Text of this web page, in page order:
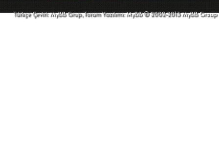
Türkçe Çeviri:MyBBGrup, Forum Yazılımı:MyBB© 2002-2013MyBB Group